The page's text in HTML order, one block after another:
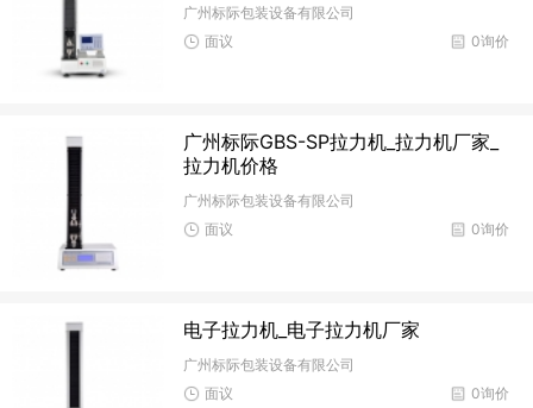
广州标际包装设备有限公司
0询价
面议
广州标际GBS-SP拉力机_拉力机厂家_
拉力机价格
广州标际包装设备有限公司
0询价
面议
电子拉力机_电子拉力机厂家
广州标际包装设备有限公司
0询价
面议